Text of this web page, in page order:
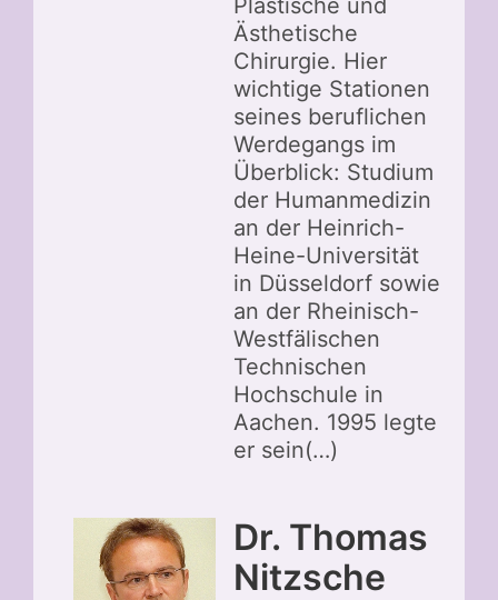
Ästhetische
Chirurgie. Hier
wichtige Stationen
seines beruflichen
Werdegangs im
Überblick: Studium
der Humanmedizin
an der Heinrich-
Heine-Universität
in Düsseldorf sowie
an der Rheinisch-
Westfälischen
Technischen
Hochschule in
Aachen. 1995 legte
er sein(…)
Dr. Thomas
Nitzsche